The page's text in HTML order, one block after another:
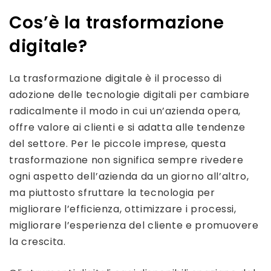
Cos’è la trasformazione
digitale?
La trasformazione digitale è il processo di
adozione delle tecnologie digitali per cambiare
radicalmente il modo in cui un’azienda opera,
offre valore ai clienti e si adatta alle tendenze
del settore. Per le piccole imprese, questa
trasformazione non significa sempre rivedere
ogni aspetto dell’azienda da un giorno all’altro,
ma piuttosto sfruttare la tecnologia per
migliorare l’efficienza, ottimizzare i processi,
migliorare l’esperienza del cliente e promuovere
la crescita.